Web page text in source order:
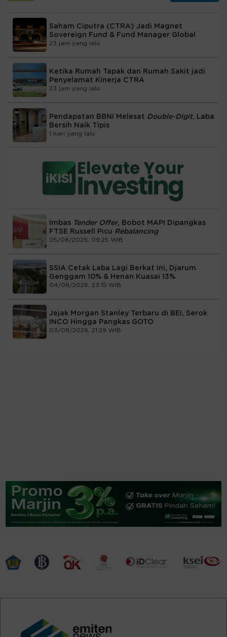
Saham Ciputra (CTRA) Jadi Magnet
Sovereign Fund & Fund Manager Global
23 jam yang lalu
Ketika Rumah Tapak dan Rumah Sakit jadi
Penyelamat Kinerja CTRA
23 jam yang lalu
Pendapatan BBNI Melesat Double-Digit, Laba
Bersih Naik Tipis
1 hari yang lalu
Imbas Tender Offer, Bobot MAPI Dipangkas
FTSE Russell Picu Rebalancing
05/08/2026, 09:25 WIB
SSIA Cetak Laba Lagi Berkat Ini, Djarum
Genggam 10% & Henan Kuasai 13%
04/08/2026, 23:15 WIB
Jejak Morgan Stanley Terbaru di BEI, Serok
INCO Hingga Pangkas GOTO
03/08/2026, 21:29 WIB